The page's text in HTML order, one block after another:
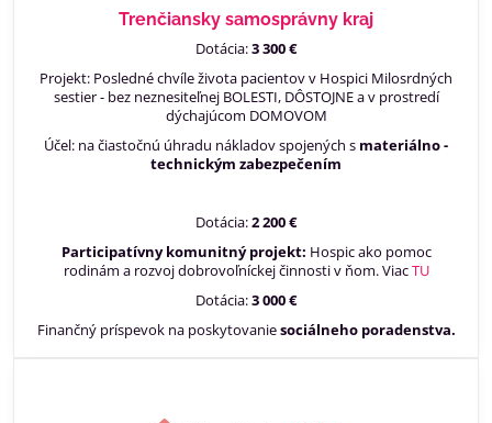
Trenčiansky samosprávny kraj
Dotácia:3 300 €
Projekt: Posledné chvíle života pacientov v Hospici Milosrdných
sestier - bez neznesiteľnej BOLESTI, DÔSTOJNE a v prostredí
dýchajúcom DOMOVOM
Účel: na čiastočnú úhradu nákladov spojených s materiálno -
technickým zabezpečením
Dotácia:2 200 €
Participatívny komunitný projekt: Hospic ako pomoc
rodinám a rozvoj dobrovoľníckej činnosti v ňom. ViacTU
Dotácia:3 000 €
Finančný príspevok na poskytovaniesociálneho poradenstva.